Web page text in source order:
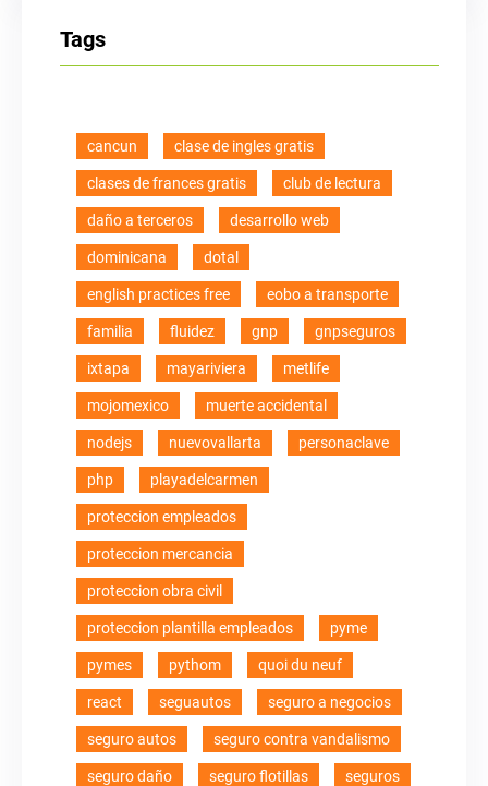
Tags
cancun clase de ingles gratis
clases de frances gratis club de lectura
daño a terceros desarrollo web
dominicana dotal
english practices free eobo a transporte
familia fluidez gnp gnpseguros
ixtapa mayariviera metlife
mojomexico muerte accidental
nodejs nuevovallarta personaclave
php playadelcarmen
proteccion empleados
proteccion mercancia
proteccion obra civil
proteccion plantilla empleados pyme
pymes pythom quoi du neuf
react seguautos seguro a negocios
seguro autos seguro contra vandalismo
seguro daño seguro flotillas seguros